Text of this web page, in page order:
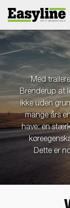
Med
Brenderup at
ikke uden
mange års
have: en
Dette er